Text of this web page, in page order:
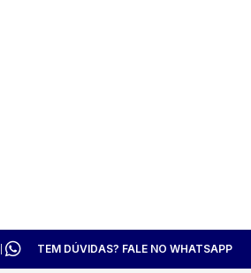
TEM DÚVIDAS? FALE NO WHATSAPP